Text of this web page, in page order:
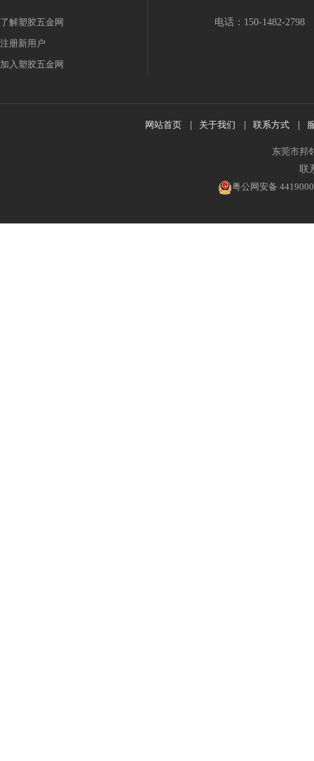
了解塑胶五金网
注册新用户
加入塑胶五金网
电话：150-1482-2798
网站首页 关于我们 联系方式
东莞市邦
联
粤公网安备